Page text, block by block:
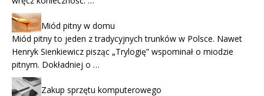
Miód pitny w domu
Miód pitny to jeden z tradycyjnych trunków w Polsce. Nawet
Henryk Sienkiewicz pisząc „Trylogię” wspominał o miodzie
pitnym. Dokładniej o …
Zakup sprzętu komputerowego